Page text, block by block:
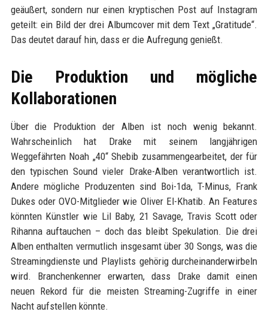
geäußert, sondern nur einen kryptischen Post auf Instagram
geteilt: ein Bild der drei Albumcover mit dem Text „Gratitude“.
Das deutet darauf hin, dass er die Aufregung genießt.
Die Produktion und mögliche
Kollaborationen
Über die Produktion der Alben ist noch wenig bekannt.
Wahrscheinlich hat Drake mit seinem langjährigen
Weggefährten Noah „40“ Shebib zusammengearbeitet, der für
den typischen Sound vieler Drake-Alben verantwortlich ist.
Andere mögliche Produzenten sind Boi-1da, T-Minus, Frank
Dukes oder OVO-Mitglieder wie Oliver El-Khatib. An Features
könnten Künstler wie Lil Baby, 21 Savage, Travis Scott oder
Rihanna auftauchen – doch das bleibt Spekulation. Die drei
Alben enthalten vermutlich insgesamt über 30 Songs, was die
Streamingdienste und Playlists gehörig durcheinanderwirbeln
wird. Branchenkenner erwarten, dass Drake damit einen
neuen Rekord für die meisten Streaming-Zugriffe in einer
Nacht aufstellen könnte.